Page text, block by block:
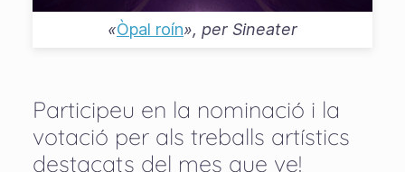
«Òpal roín», per Sineater
Participeu en la nominació i la
votació per als treballs artístics
destacats del mes que ve!